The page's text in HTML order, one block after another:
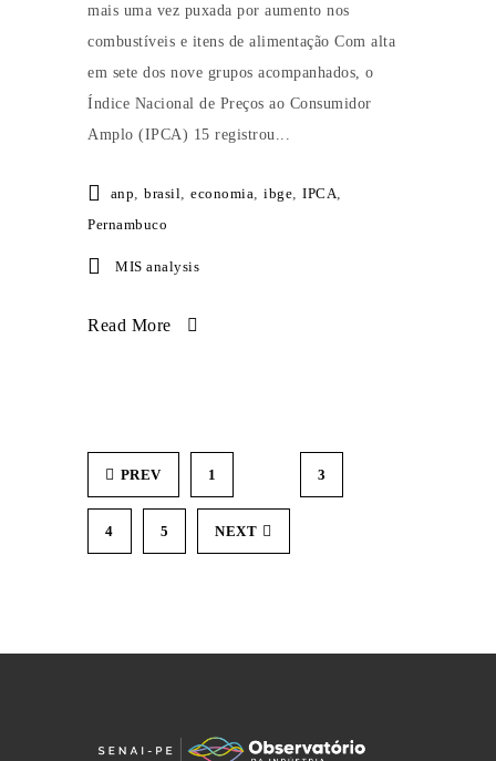
mais uma vez puxada por aumento nos
combustíveis e itens de alimentação Com alta
em sete dos nove grupos acompanhados, o
Índice Nacional de Preços ao Consumidor
Amplo (IPCA) 15 registrou...
anp brasil economia ibge IPCA
Pernambuco
MIS analysis
Read More
PREV 1 3
4 5 NEXT